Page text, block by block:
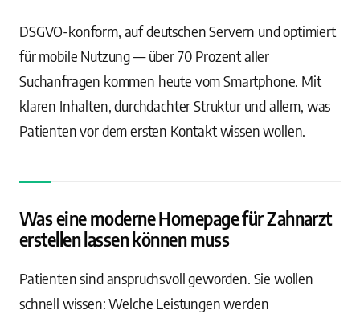
DSGVO-konform, auf deutschen Servern und optimiert
für mobile Nutzung — über 70 Prozent aller
Suchanfragen kommen heute vom Smartphone. Mit
klaren Inhalten, durchdachter Struktur und allem, was
Patienten vor dem ersten Kontakt wissen wollen.
Was eine moderne Homepage für Zahnarzt
erstellen lassen können muss
Patienten sind anspruchsvoll geworden. Sie wollen
schnell wissen: Welche Leistungen werden